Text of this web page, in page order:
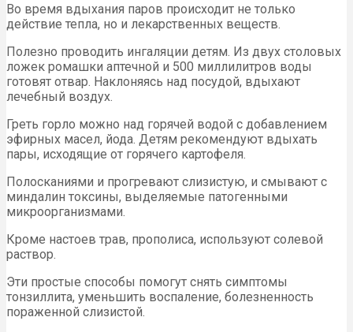
Во время вдыхания паров происходит не только
действие тепла, но и лекарственных веществ.
Полезно проводить ингаляции детям. Из двух столовых
ложек ромашки аптечной и 500 миллилитров воды
готовят отвар. Наклоняясь над посудой, вдыхают
лечебный воздух.
Греть горло можно над горячей водой с добавлением
эфирных масел, йода. Детям рекомендуют вдыхать
пары, исходящие от горячего картофеля.
Полосканиями и прогревают слизистую, и смывают с
миндалин токсины, выделяемые патогенными
микроорганизмами.
Кроме настоев трав, прополиса, используют солевой
раствор.
Эти простые способы помогут снять симптомы
тонзиллита, уменьшить воспаление, болезненность
пораженной слизистой.